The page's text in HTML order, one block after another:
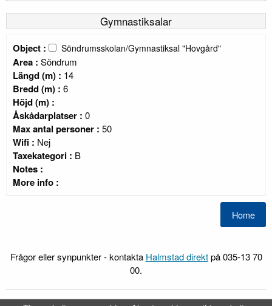
Gymnastiksalar
Object : Söndrumsskolan/Gymnastiksal "Hovgård"
Area : Söndrum
Längd (m) : 14
Bredd (m) : 6
Höjd (m) :
Åskådarplatser : 0
Max antal personer : 50
Wifi : Nej
Taxekategori : B
Notes :
More info :
Frågor eller synpunkter - kontakta Halmstad direktpå 035-13 70
00.